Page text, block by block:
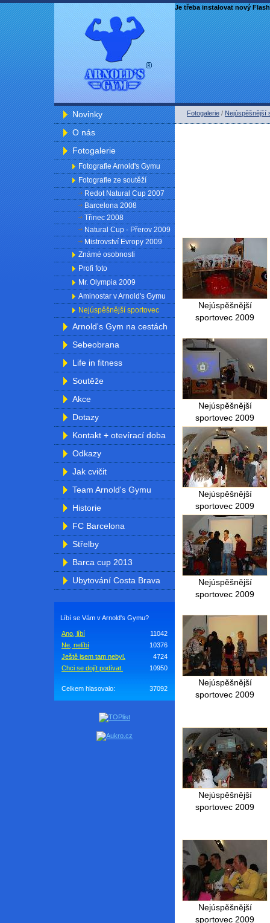
Je třeba instalovat nový Flash
Novinky
O nás
Fotogalerie
Fotografie Arnold's Gymu
Fotografie ze soutěží
Redot Natural Cup 2007
Barcelona 2008
Třinec 2008
Natural Cup - Přerov 2009
Mistrovství Evropy 2009
Známé osobnosti
Profi foto
Mr. Olympia 2009
Aminostar v Arnold's Gymu
Nejúspěšnější sportovec
2009
Arnold's Gym na cestách
Sebeobrana
Life in fitness
Soutěže
Akce
Dotazy
Kontakt + otevírací doba
Odkazy
Jak cvičit
Team Arnold's Gymu
Historie
FC Barcelona
Střelby
Barca cup 2013
Ubytování Costa Brava
Líbí se Vám v Arnold's Gymu?
Ano, líbí
11042
Ne, nelíbí
10376
Ještě jsem tam nebyl.
4724
Chci se dojít podívat.
10950
Celkem hlasovalo: 37092
Fotogalerie / Nejúspěšnější
Nejúspěšnější
sportovec 2009
Nejúspěšnější
sportovec 2009
Nejúspěšnější
sportovec 2009
Nejúspěšnější
sportovec 2009
Nejúspěšnější
sportovec 2009
Nejúspěšnější
sportovec 2009
Nejúspěšnější
sportovec 2009